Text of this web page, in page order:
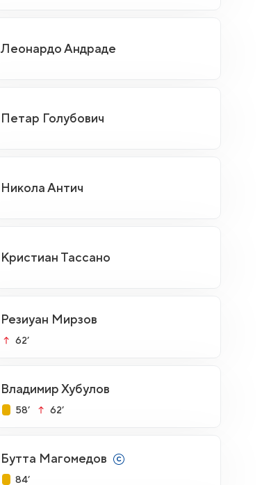
Леонардо Андраде
Петар Голубович
Никола Антич
Кристиан Тассано
Резиуан Мирзов
62’
Владимир Хубулов
58’ 62’
Бутта Магомедов
84’